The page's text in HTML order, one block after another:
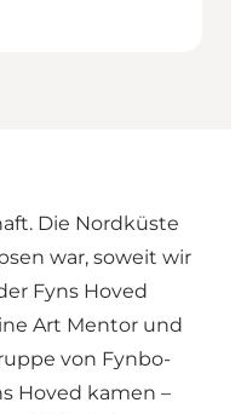
Die Nordküste
war, soweit wir
Fyns Hoved
Art Mentor und
von Fynbo-
Hoved kamen –